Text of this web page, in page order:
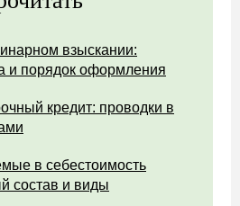
взыскании:
и порядок оформления
кредит: проводки в
в себестоимость
состав и виды